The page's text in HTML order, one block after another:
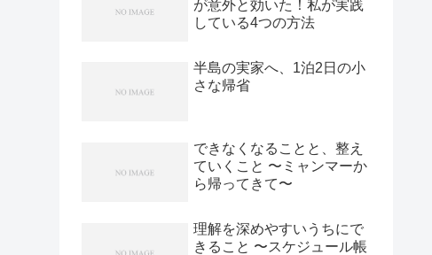
が意外と効いた！私が実践
している4つの方法
半島の実家へ、1泊2日の小
さな帰省
できなくなることと、整え
ていくこと 〜ミャンマーか
ら帰ってきて〜
理解を深めやすいうちにで
きること 〜スケジュール帳